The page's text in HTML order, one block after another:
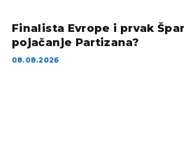
Finalista Evrope i prvak
pojačanje Partizana?
08.08.2026